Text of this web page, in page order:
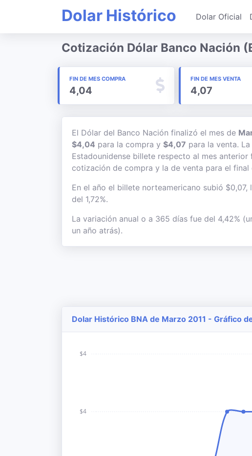
Dolar Histórico Dolar Oficial
Cotización Dólar Banco Nación
FIN DE MES COMPRA
4,04
FIN DE MES VENTA
4,07
El Dólar del Banco Nación finalizó el mes de
$4,04 para la compra y $4,07 para la venta.
Estadounidense billete respecto al mes anterior
cotización de compra y la de venta para el final
En el año el billete norteamericano subió
del 1,72%.
La variación anual o a 365 días fue del 4,42%
un año atrás).
Dolar Histórico BNA de Marzo 2011 - Gráfico